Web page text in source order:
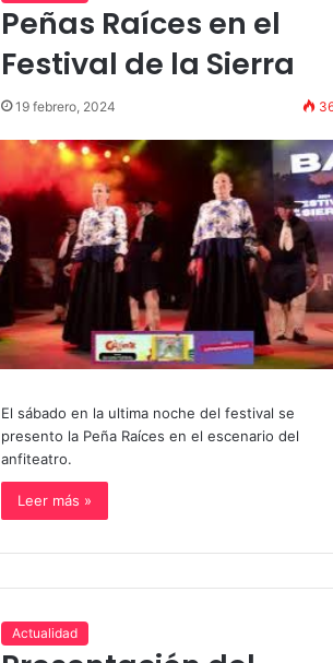
Peñas Raíces en el
Festival de la Sierra
19 febrero, 2024
El sábado en la ultima noche del festival se
presento la Peña Raíces en el escenario del
anfiteatro.
Leer más »
Actualidad